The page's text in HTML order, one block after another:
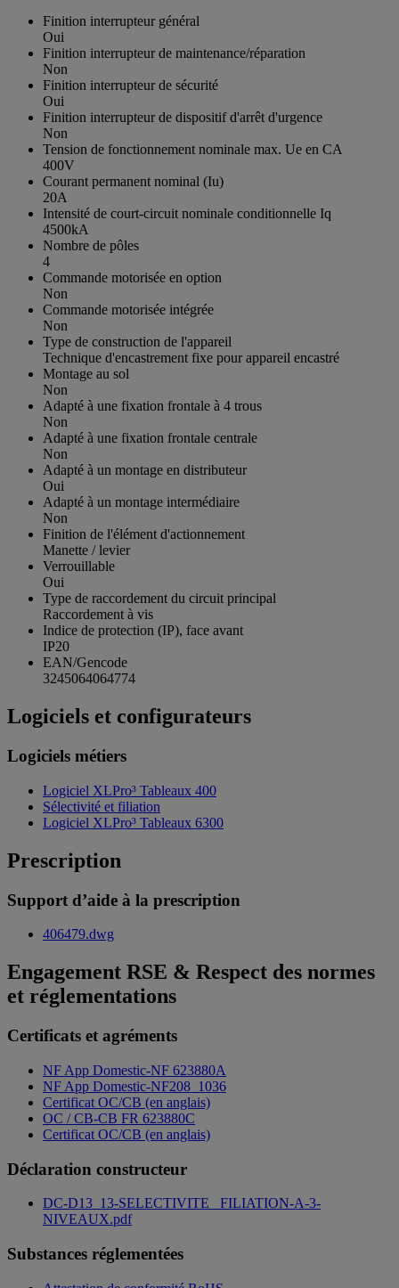
Finition interrupteur général
Oui
Finition interrupteur de maintenance/réparation
Non
Finition interrupteur de sécurité
Oui
Finition interrupteur de dispositif d'arrêt d'urgence
Non
Tension de fonctionnement nominale max. Ue en CA
400V
Courant permanent nominal (Iu)
20A
Intensité de court-circuit nominale conditionnelle Iq
4500kA
Nombre de pôles
4
Commande motorisée en option
Non
Commande motorisée intégrée
Non
Type de construction de l'appareil
Technique d'encastrement fixe pour appareil encastré
Montage au sol
Non
Adapté à une fixation frontale à 4 trous
Non
Adapté à une fixation frontale centrale
Non
Adapté à un montage en distributeur
Oui
Adapté à un montage intermédiaire
Non
Finition de l'élément d'actionnement
Manette / levier
Verrouillable
Oui
Type de raccordement du circuit principal
Raccordement à vis
Indice de protection (IP), face avant
IP20
EAN/Gencode
3245064064774
Logiciels et configurateurs
Logiciels métiers
Logiciel XLPro³ Tableaux 400
Sélectivité et filiation
Logiciel XLPro³ Tableaux 6300
Prescription
Support d’aide à la prescription
406479.dwg
Engagement RSE & Respect des normes
et réglementations
Certificats et agréments
NF App Domestic-NF 623880A
NF App Domestic-NF208_1036
Certificat OC/CB (en anglais)
OC / CB-CB FR 623880C
Certificat OC/CB (en anglais)
Déclaration constructeur
DC-D13_13-SELECTIVITE _FILIATION-A-3-
NIVEAUX.pdf
Substances réglementées